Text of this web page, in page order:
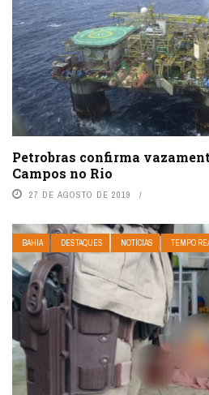
Petrobras confirma
Campos no Rio
27 DE AGOSTO DE 2019
BAHIA DESTAQUES NOTÍCIAS TEMPO